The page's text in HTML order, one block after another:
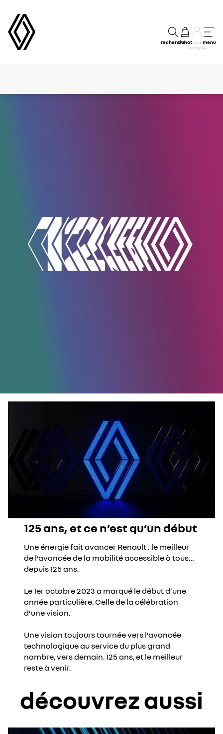
rechercheachatmon
compte
menu
125 ans, et ce n’est qu’un début
Une énergie fait avancer Renault : le meilleur
de l’avancée de la mobilité accessible à tous…
depuis 125 ans.
Le 1er octobre 2023 a marqué le début d’une
année particulière. Celle de la célébration
d’une vision.
Une vision toujours tournée vers l’avancée
technologique au service du plus grand
nombre, vers demain. 125 ans, et le meilleur
reste à venir.
découvrez aussi